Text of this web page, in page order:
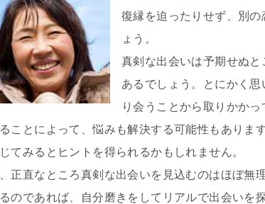
復縁を迫ったりせず、別
ょう。
真剣な出会いは予期せぬ
あるでしょう。とにかく
り会うことから取りかかっ
ことによって、悩みも解決する可能性もありま
てみるとヒントを得られるかもしれません。
正直なところ真剣な出会いを見込むのはほぼ無
のであれば、自分磨きをしてリアルで出会いを